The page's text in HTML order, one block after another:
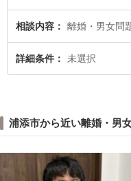
相談内容 離婚・男女問
詳細条件 未選択
浦添市から近い離婚・男